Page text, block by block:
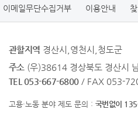
이메일무단수집거부 이용안내
관할지역 경산시,영천시,청도군
주소 (우)38614 경상북도 경산시
TEL 053-667-6800 / FAX 053-
고용·노동 분야 제도 문의 : 국번없이